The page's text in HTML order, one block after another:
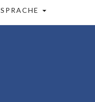
SPRACHE